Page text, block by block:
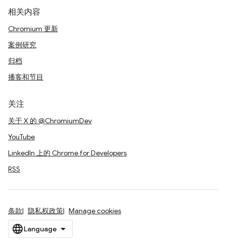
相关内容
Chromium 更新
案例研究
归档
播客和节目
关注
关于 X 的 @ChromiumDev
YouTube
LinkedIn 上的 Chrome for Developers
RSS
条款 隐私权政策 Manage cookies